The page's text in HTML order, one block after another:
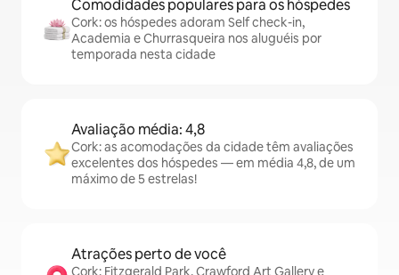
Comodidades populares para os hóspedes
Cork: os hóspedes adoram Self check-in,
Academia e Churrasqueira nos aluguéis por
temporada nesta cidade
Avaliação média: 4,8
Cork: as acomodações da cidade têm avaliações
excelentes dos hóspedes — em média 4,8, de um
máximo de 5 estrelas!
Atrações perto de você
Cork: Fitzgerald Park, Crawford Art Gallery e